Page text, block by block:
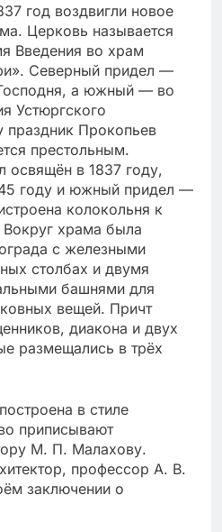
год воздвигли новое
Церковь называется
Введения во храм
Северный придел —
а южный — во
Устюргского
праздник Прокопьев
престольным.
освящён в 1837 году,
году и южный придел —
колокольня к
храма была
с железными
столбах и двумя
башнями для
вещей. Причт
диакона и двух
размещались в трёх
в стиле
приписывают
М. П. Малахову.
профессор А. В.
заключении о